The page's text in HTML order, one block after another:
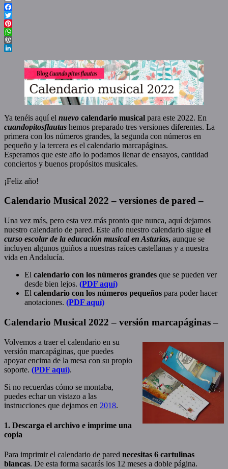
Email
Facebook
Twitter
Pinterest
WhatsApp
WordPress
Ya tenéis aquí el nuevo calendario musical para este 2022. En
cuandopitosflautas hemos preparado tres versiones diferentes. La
primera con los números grandes, la segunda con números en
pequeño y la tercera es el calendario marcapáginas.
Esperamos que este año lo podamos llenar de ensayos, cantidad
conciertos y buenos propósitos musicales.
¡Feliz año!
Calendario Musical 2022 – versiones de pared –
Una vez más, pero esta vez más pronto que nunca, aquí dejamos
nuestro calendario de pared. Este año nuestro calendario sigue el
curso escolar de la educación musical en Asturias, aunque se
incluyen algunos guiños a nuestras raíces castellanas y a nuestra
vida en Andalucía.
El calendario con los números grandes que se pueden ver
desde bien lejos. (PDF aquí)
El calendario con los números pequeños para poder hacer
anotaciones. (PDF aquí)
Calendario Musical 2022 – versión marcapáginas –
Volvemos a traer el calendario en su
versión marcapáginas, que puedes
apoyar encima de la mesa con su propio
soporte. (PDF aquí).
Si no recuerdas cómo se montaba,
puedes echar un vistazo a las
instrucciones que dejamos en 2018.
1. Descarga el archivo e imprime una
copia
Para imprimir el calendario de pared necesitas 6 cartulinas
blancas. De esta forma sacarás los 12 meses a doble página.